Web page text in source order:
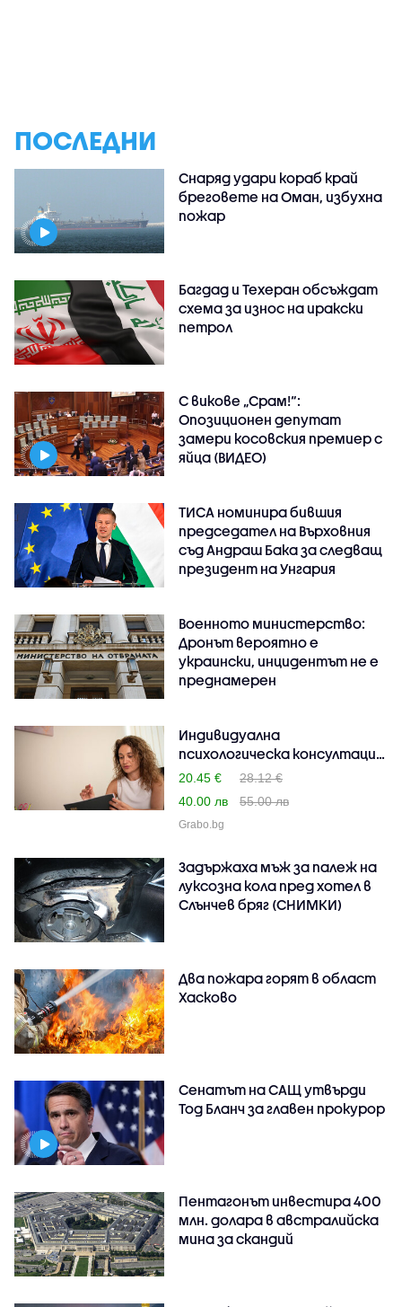
ПОСЛЕДНИ
Снаряд удари кораб край
бреговете на Оман, избухна
пожар
Багдад и Техеран обсъждат
схема за износ на иракски
петрол
С викове „Срам!“:
Опозиционен депутат
замери косовския премиер с
яйца (ВИДЕО)
ТИСА номинира бившия
председател на Върховния
съд Андраш Бака за следващ
президент на Унгария
Военното министерство:
Дронът вероятно е
украински, инцидентът не е
преднамерен
Индивидуална
психологическа консултация
- в ..
20.45 €
28.12 €
40.00 лв
55.00 лв
Grabo.bg
Задържаха мъж за палеж на
луксозна кола пред хотел в
Слънчев бряг (СНИМКИ)
Два пожара горят в област
Хасково
Сенатът на САЩ утвърди
Тод Бланч за главен прокурор
Пентагонът инвестира 400
млн. долара в австралийска
мина за скандий